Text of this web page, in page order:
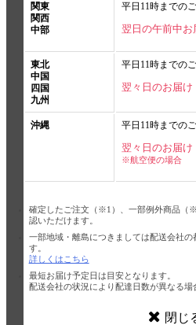
関東
関西
中部
平日11時までの
翌日の午前中お
東北
中国
四国
九州
平日11時までの
翌々日のお届け
沖縄 平日11時までの
翌々日のお届け
※航空便の場合
確定したご注文（※1）、一部例外商品（
認いただけます。
一部地域・離島につきましては配送会社
す。
詳しくはこちら
最短お届け予定日は目安となります。
配送会社の状況により配達日数が異なる場
閉じ